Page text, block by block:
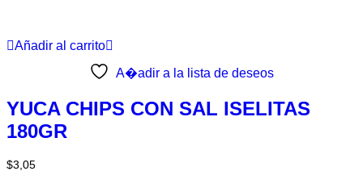
Añadir al carrito
A�adir a la lista de deseos
YUCA CHIPS CON SAL ISELITAS
180GR
$3,05